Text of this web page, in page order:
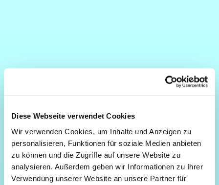
Diese Webseite verwendet Cookies
Wir verwenden Cookies, um Inhalte und Anzeigen zu
personalisieren, Funktionen für soziale Medien anbieten
zu können und die Zugriffe auf unsere Website zu
analysieren. Außerdem geben wir Informationen zu Ihrer
Verwendung unserer Website an unsere Partner für